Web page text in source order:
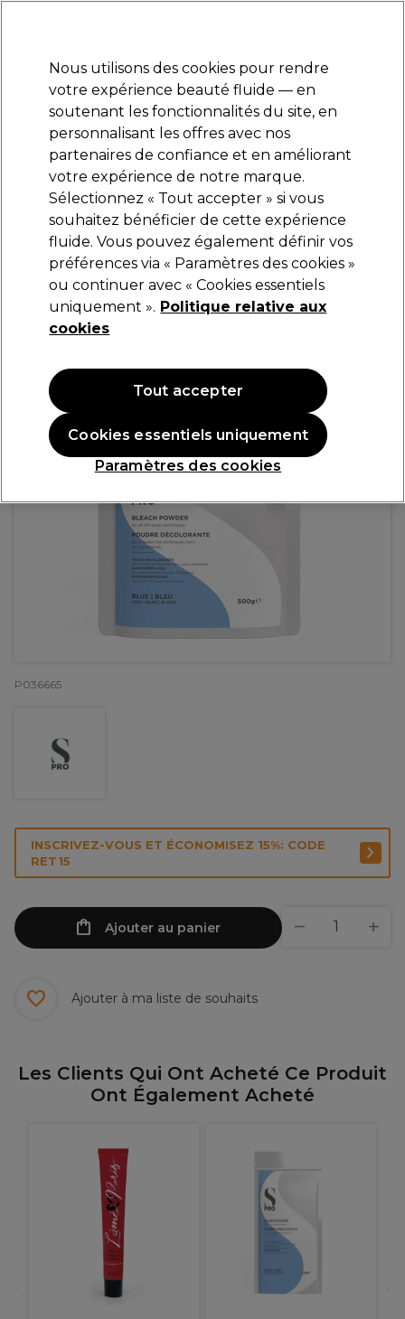
Se connecter
Marques Bons plans Coiffure Electro et Matériel
Livraison et délais
lire la suite
S-PRO Bleach Powder Blue 500g
)
15,35 €
3.07 € pour 100g
P036665
INSCRIVEZ-VOUS ET ÉCONOMISEZ 15%: CODE
RET15
Ajouter au panier
Ajouter à ma liste de souhaits
Les Clients Qui Ont Acheté Ce Produit
Ont Également Acheté
Nous utilisons des cookies pour rendre
votre expérience beauté fluide — en
soutenant les fonctionnalités du site, en
personnalisant les offres avec nos
partenaires de confiance et en améliorant
votre expérience de notre marque.
Sélectionnez « Tout accepter » si vous
souhaitez bénéficier de cette expérience
fluide. Vous pouvez également définir vos
préférences via « Paramètres des cookies »
ou continuer avec « Cookies essentiels
uniquement ». Politique relative aux
cookies
Paramètres des cookies
Cookies essentiels uniquement
Tout accepter